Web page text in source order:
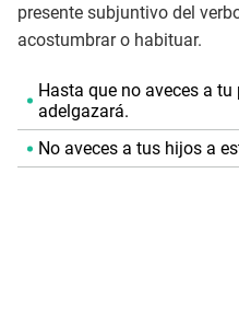
presente subjuntivo del
acostumbrar o habituar.
Hasta que no aveces a
adelgazará.
No aveces a tus hijos a